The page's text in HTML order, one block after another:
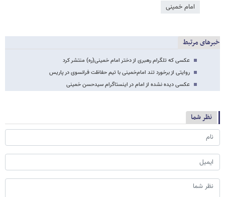
امام خمینی
خبرهای مرتبط
عکسی که تلگرام رهبری از دختر امام خمینی(ره) منتشر کرد
روایتی از برخورد تند امام‌خمینی با تیم حفاظت فرانسوی در پاریس
عکسی دیده نشده از امام در اینستاگرام سیدحسن خمینی
نظر شما